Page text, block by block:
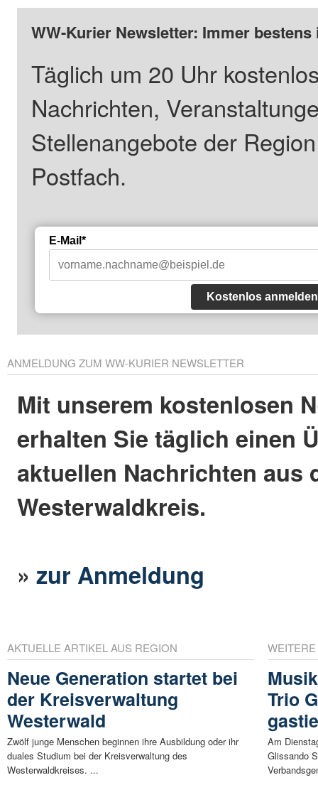
WW-Kurier Newsletter: Immer
Täglich um 20 Uhr
Nachrichten,
Stellenangebote der
Postfach.
E-Mail*
Kostenlos anmelden
ANMELDUNG ZUM WW-KURIER NEWSLETTER
Mit unserem kostenlosen
erhalten Sie täglich einen
aktuellen Nachrichten aus
Westerwaldkreis.
»zur Anmeldung
AKTUELLE ARTIKEL AUS REGION
Neue Generation startet bei
der Kreisverwaltung
Westerwald
Zwölf junge Menschen beginnen ihre Ausbildung oder ihr
duales Studium bei der Kreisverwaltung des
Westerwaldkreises. ...
Trio
Am
Glissando